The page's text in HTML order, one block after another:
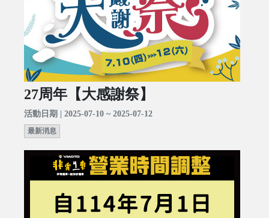
27周年【大感謝祭】
活動日期 | 2025-07-10 ~ 2025-07-12
最新消息